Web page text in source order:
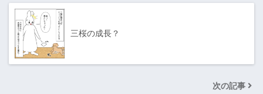
三桜の成長？
次の記事